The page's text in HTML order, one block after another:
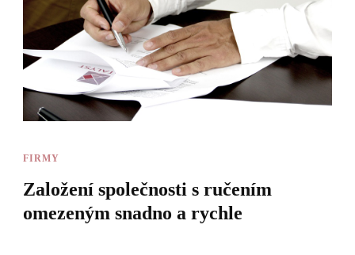
FIRMY
Založení společnosti s ručením
omezeným snadno a rychle